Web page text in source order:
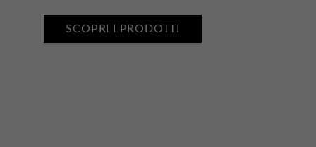
SCOPRI I PRODOTTI